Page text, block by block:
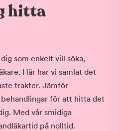
hitta
som enkelt vill söka,
Här har vi samlat det
trakter. Jämför
för att hitta det
Med vår smidiga
på nolltid.